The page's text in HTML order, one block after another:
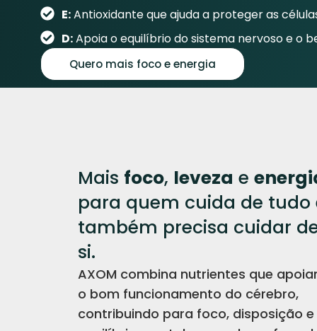
E:Antioxidante que ajuda a proteger as
D:Apoia o equilíbrio do sistema nervoso e o
Quero mais foco e energia
Mais foco, leveza e
para quem cuida de tudo
também precisa cuidar
si.
AXOM combina nutrientes que
o bom funcionamento do cérebro,
contribuindo para foco, disposição e